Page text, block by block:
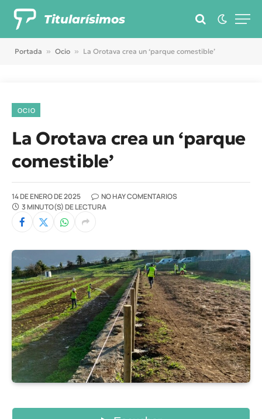
Titularísimos
Portada » Ocio » La Orotava crea un ‘parque comestible’
OCIO
La Orotava crea un ‘parque
comestible’
14 DE ENERO DE 2025
NO HAY COMENTARIOS
3 MINUTO(S) DE LECTURA